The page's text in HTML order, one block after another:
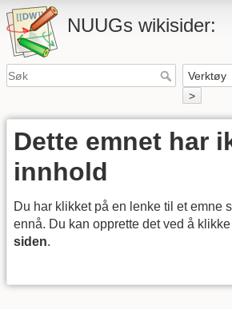
NUUGs wikisider:
>
Dette emnet har
innhold
Du har klikket på en lenke til et emne
ennå. Du kan opprette det ved å klikke
siden.